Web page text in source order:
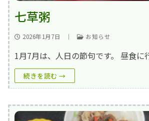
七草粥
2026年1月7日 ｜ お知らせ
1月7月は、人日の節句です。 昼食
続きを読む →